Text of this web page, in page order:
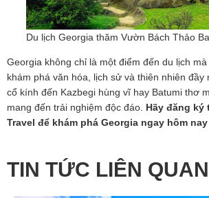
Du lịch Georgia thăm Vườn Bách Thảo
Georgia không chỉ là một điểm đến du lịch
khám phá văn hóa, lịch sử và thiên nhiên đầy
cổ kính đến Kazbegi hùng vĩ hay Batumi thơ
mang đến trải nghiệm độc đáo. Hãy đăng ký
Travel để khám phá Georgia ngay hôm
TIN TỨC LIÊN QUAN